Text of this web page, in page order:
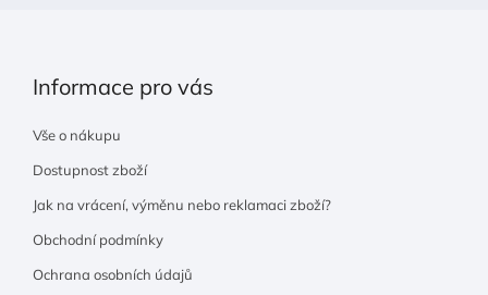
Informace pro vás
Vše o nákupu
Dostupnost zboží
Jak na vrácení, výměnu nebo reklamaci zboží?
Obchodní podmínky
Ochrana osobních údajů